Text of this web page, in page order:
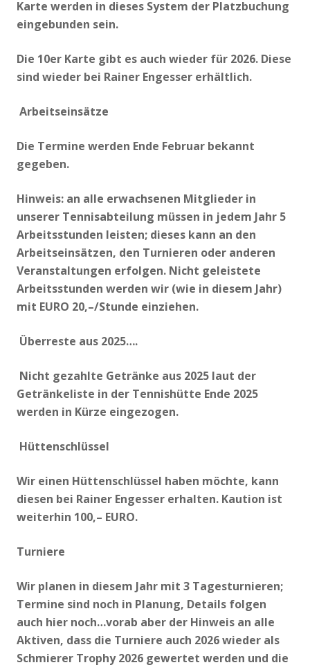
Karte werden in dieses System der Platzbuchung
eingebunden sein.
Die 10er Karte gibt es auch wieder für 2026. Diese
sind wieder bei Rainer Engesser erhältlich.
Arbeitseinsätze
Die Termine werden Ende Februar bekannt
gegeben.
Hinweis: an alle erwachsenen Mitglieder in
unserer Tennisabteilung müssen in jedem Jahr 5
Arbeitsstunden leisten; dieses kann an den
Arbeitseinsätzen, den Turnieren oder anderen
Veranstaltungen erfolgen. Nicht geleistete
Arbeitsstunden werden wir (wie in diesem Jahr)
mit EURO 20,–/Stunde einziehen.
Überreste aus 2025….
Nicht gezahlte Getränke aus 2025 laut der
Getränkeliste in der Tennishütte Ende 2025
werden in Kürze eingezogen.
Hüttenschlüssel
Wir einen Hüttenschlüssel haben möchte, kann
diesen bei Rainer Engesser erhalten. Kaution ist
weiterhin 100,– EURO.
Turniere
Wir planen in diesem Jahr mit 3 Tagesturnieren;
Termine sind noch in Planung, Details folgen
auch hier noch…vorab aber der Hinweis an alle
Aktiven, dass die Turniere auch 2026 wieder als
Schmierer Trophy 2026 gewertet werden und die